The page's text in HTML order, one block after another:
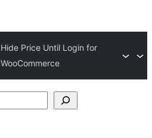
Hide Price Until Login for
WooCommerce